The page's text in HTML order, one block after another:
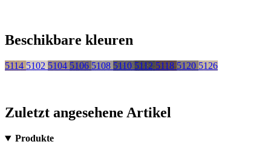
Beschikbare kleuren
5114 5102 5104 5106 5108 5110 5112 5118 5120 5126
Zuletzt angesehene Artikel
Produkte